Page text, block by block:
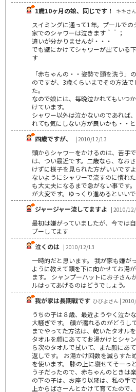
1歳10ヶ月の娘、同じです！
キキさ
スイミングに通って1年。プールで
家でのシャワーは泣きます＾＾；
違いが分かりませんが・・・
でも壁にかけてシャワーが出ている
す
「赤ちゃんの・・姿勢で頭を洗う」
のですが、3歳くらいまでその方法
た。
なので娘には、毎晩泣かれてもいつ
けています。
シャワー以外は泣かないのであれば
れても気にしない方が良いかも・・
四歳ですが、
| 2010/12/13
頭からシャワーをかけるのは、苦手
は、つい最近です。二歳なら、なお
けずに様子を見られた方がいいです
ないようにシャワーで流すのに慣れ
も大丈夫になるまで急がない事です
が大変です。ゆっくり進めるといいで
ジャージャー流してますよ | 2010/
最初は嫌がっていましたが、今では
プーしてます
泣くのは | 2010/12/13
一時的だと思います。 我が家も嫌が
ように教えて頭を下に向かせてお湯
ます。 シャンプーハットにお子さん
ルはってあげるのはどうでしょう。
我が家は長期戦です ひびよさん |
うちの子は８歳、最近ようやく泣か
大騒ぎです。 顔が濡れるのがどうし
までやってた方法は、乾いたタオル
タオルを顔にあててお湯かけとシャ
ら次のタオルで拭いて、また顔にあ
返しです。 お湯かけ回数を減らすた
を使います。 膝の上に寝せてそーっ
う子だったので、赤ちゃんのときは
の下の子は、お座り以降は、私の手
上からばさーんとかけて育てたので